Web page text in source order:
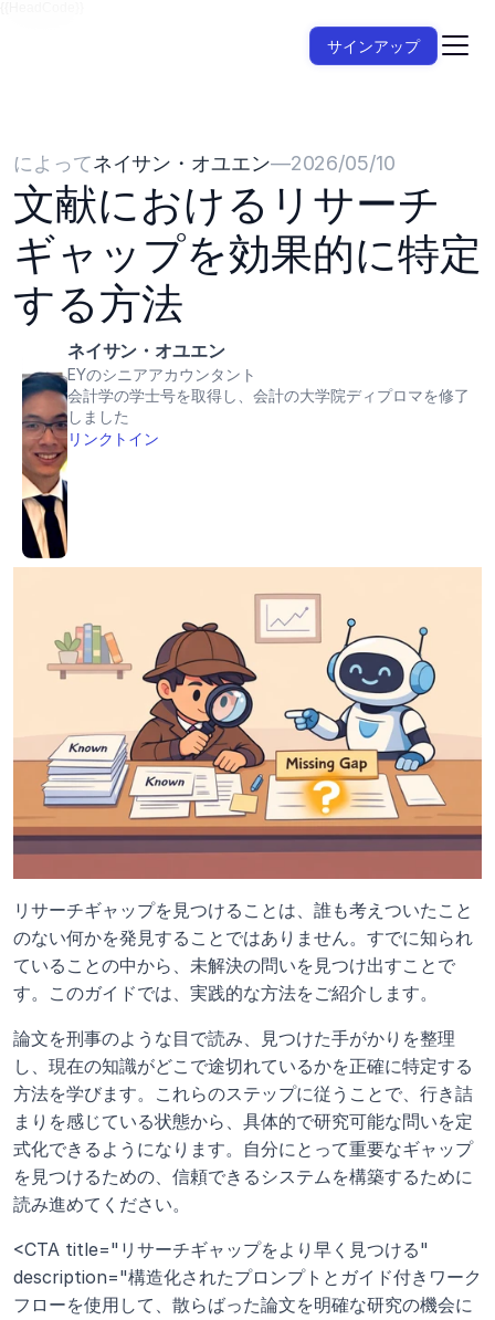
サインアップ
によってネイサン・オユエン—2026/05/10
文献におけるリサーチ
ギャップを効果的に特定
する方法
ネイサン・オユエン
EYのシニアアカウンタント
会計学の学士号を取得し、会計の大学院ディプロマを修了
しました
リンクトイン
リサーチギャップを見つけることは、誰も考えついたこと
のない何かを発見することではありません。すでに知られ
ていることの中から、未解決の問いを見つけ出すことで
す。このガイドでは、実践的な方法をご紹介します。
論文を刑事のような目で読み、見つけた手がかりを整理
し、現在の知識がどこで途切れているかを正確に特定する
方法を学びます。これらのステップに従うことで、行き詰
まりを感じている状態から、具体的で研究可能な問いを定
式化できるようになります。自分にとって重要なギャップ
を見つけるための、信頼できるシステムを構築するために
読み進めてください。
<CTA title="リサーチギャップをより早く見つける"
description="構造化されたプロンプトとガイド付きワーク
フローを使用して、散らばった論文を明確な研究の機会に